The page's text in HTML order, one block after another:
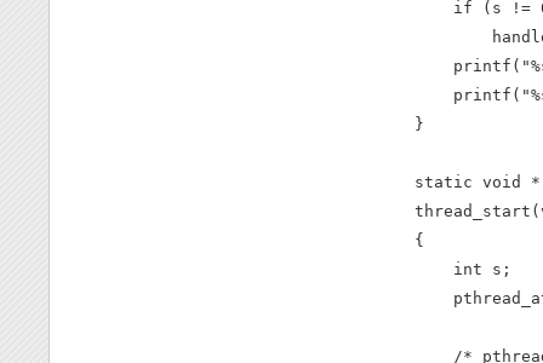
if (s !=
}
static void *
{
    int s;
/*